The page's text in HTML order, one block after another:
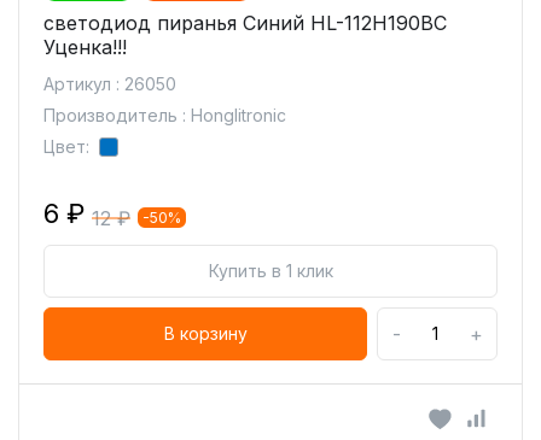
светодиод пиранья Синий HL-112H190BC
Уценка!!!
Артикул : 26050
Производитель : Honglitronic
Цвет:
6 ₽ 12 ₽ -50%
Купить в 1 клик
В корзину - +